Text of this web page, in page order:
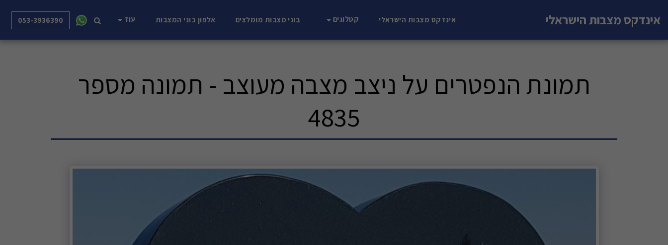
אינדקס מצבות הישראלי אינדקס מצבות הישראלי קטלוגים בוני מצבות מומלצים אלפון בוני המצבות עוד 053-3936390
תמונת הנפטרים על ניצב מצבה מעוצב - תמונה מספר
4835